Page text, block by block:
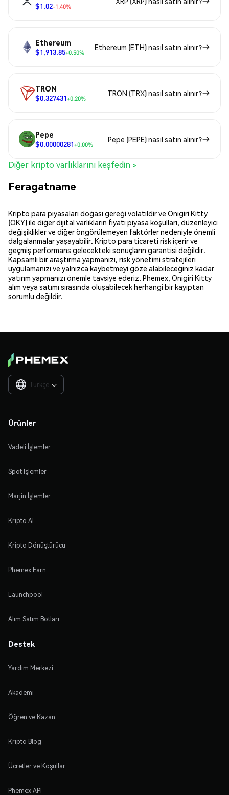
$1.02-1.40%
Ethereum
$1,913.85+0.50%
Ethereum (ETH) nasıl satın alınır?
TRON
$0.327431+0.20%
TRON (TRX) nasıl satın alınır?
Pepe
$0.00000281+0.00%
Pepe (PEPE) nasıl satın alınır?
Diğer kripto varlıklarını keşfedin >
Feragatname
Kripto para piyasaları doğası gereği volatildir ve Onigiri Kitty
(OKY) ile diğer dijital varlıkların fiyatı piyasa koşulları, düzenleyici
değişiklikler ve diğer öngörülemeyen faktörler nedeniyle önemli
dalgalanmalar yaşayabilir. Kripto para ticareti risk içerir ve
geçmiş performans gelecekteki sonuçların garantisi değildir.
Kapsamlı bir araştırma yapmanızı, risk yönetimi stratejileri
uygulamanızı ve yalnızca kaybetmeyi göze alabileceğiniz kadar
yatırım yapmanızı önemle tavsiye ederiz. Phemex, Onigiri Kitty
alım veya satımı sırasında oluşabilecek herhangi bir kayıptan
sorumlu değildir.
Türkçe 
Ürünler
Vadeli İşlemler
Spot İşlemler
Marjin İşlemler
Kripto Al
Kripto Dönüştürücü
Phemex Earn
Launchpool
Alım Satım Botları
Destek
Yardım Merkezi
Akademi
Öğren ve Kazan
Kripto Blog
Ücretler ve Koşullar
Phemex API